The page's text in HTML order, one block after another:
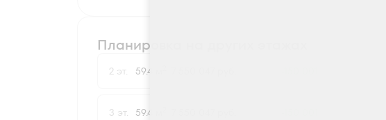
Планировка на других этажах
2 эт. 59.4 м
3 эт. 59.4 м